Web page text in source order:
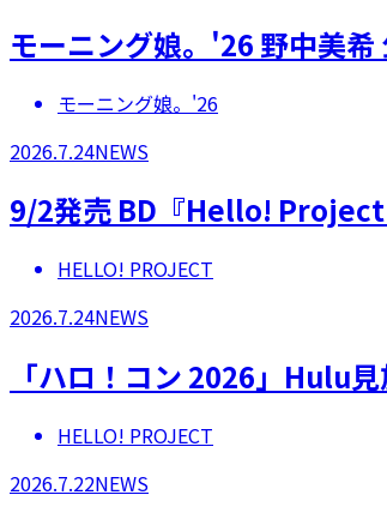
モーニング娘。'26 野中美
モーニング娘。'26
2026.7.24NEWS
9/2発売 BD『Hello! Project
HELLO! PROJECT
2026.7.24NEWS
「ハロ！コン 2026」Hulu
HELLO! PROJECT
2026.7.22NEWS